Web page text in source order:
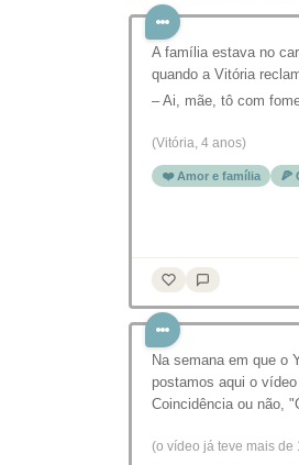
A família estava no
quando a Vitória
– Ai, mãe, tô com
(Vitória, 4 anos)
❤️ Amor e família 🍕
Na semana em que o
postamos aqui o
Coincidência ou não,
(o vídeo já teve mais